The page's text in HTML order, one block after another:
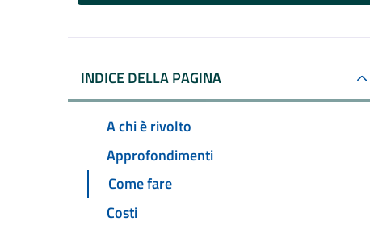
INDICE DELLA PAGINA
A chi è rivolto
Approfondimenti
Come fare
Costi